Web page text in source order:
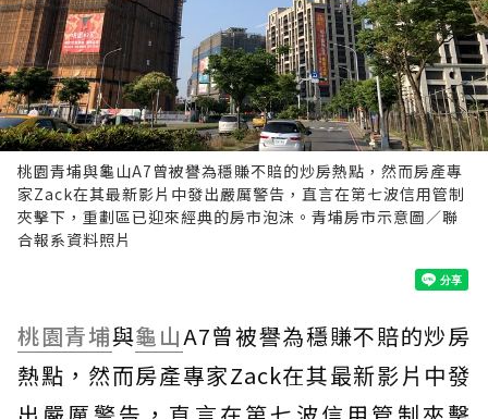
桃園青埔與龜山A7曾被譽為穩賺不賠的炒房熱點，然而房產專
家Zack在其最新影片中發出嚴厲警告，直言在第七波信用管制
夾擊下，重劃區已迎來經典的房市泡沫。青埔房市示意圖／聯
合報系資料照片
桃園青埔與龜山A7曾被譽為穩賺不賠的炒房
熱點，然而房產專家Zack在其最新影片中發